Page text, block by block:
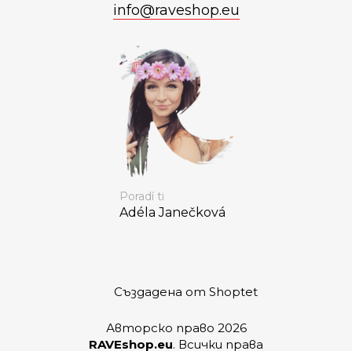
info@raveshop.eu
Poradí ti
Adéla Janečková
Създадена от Shoptet
Авторско право 2026
RAVEshop.eu. Всички права